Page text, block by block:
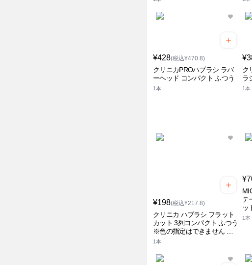
¥428(税込¥470.8)
クリニカPROハブラシ ラバ
ーヘッド コンパクト ふつう
1本
ク
ラ
1本
¥198(税込¥217.8)
クリニカ ハブラシ フラット
カット 3列コンパクト ふつう
※色の指定はできません ラ
イオン
1本
テ
ッ
1本